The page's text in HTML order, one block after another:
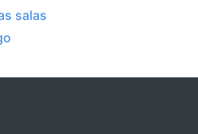
salas